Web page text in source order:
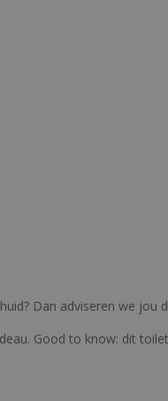
Dan adviseren we
Good to know: dit